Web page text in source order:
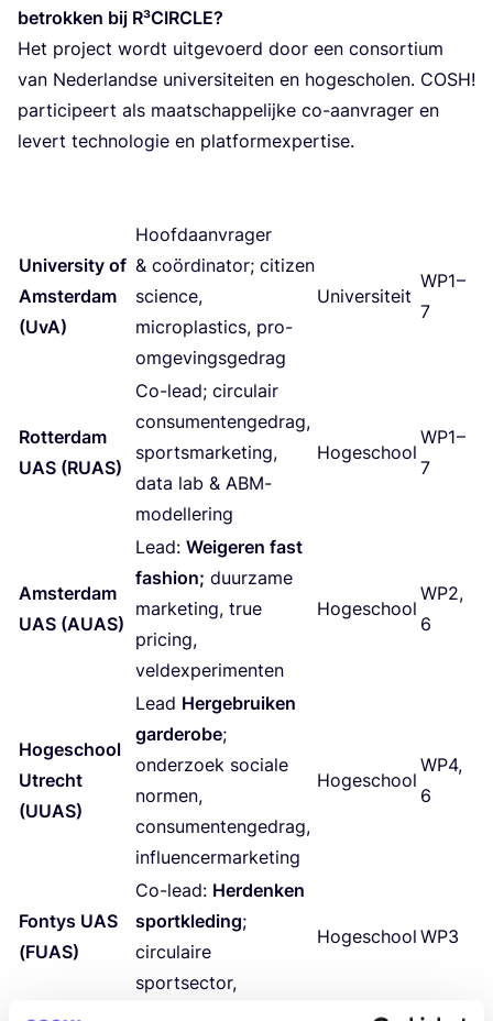
betrok­ken bij R³CIRCLE?
Het pro­ject wordt uit­ge­voerd door een con­sor­ti­um
van Neder­land­se uni­ver­si­tei­ten en hoge­scho­len. COSH!
par­ti­ci­peert als maat­schap­pe­lij­ke co-aan­vra­ger en
levert tech­no­lo­gie en plat­form­ex­per­ti­se.
Uni­ver­si­ty of
Amster­dam
(UvA)
Hoofd­aan­vra­ger
& coör­di­na­tor; citi­zen
sci­en­ce,
micro­plas­tics, pro-
omgevingsgedrag
Uni­ver­si­teit
WP1–
7
Rot­ter­dam
UAS (RUAS)
Co-lead; cir­cu­lair
con­su­men­ten­ge­drag,
sports­mar­ke­ting,
data lab & ABM-
modellering
Hoge­school
WP1–
7
Amster­dam
UAS (AUAS)
Lead: Wei­ge­ren fast
fas­hi­on; duur­za­me
mar­ke­ting, true
pri­cing,
veldexperimenten
Hoge­school
WP2,
6
Hoge­school
Utrecht
(UUAS)
Lead Her­ge­brui­ken
gar­de­ro­be;
onder­zoek soci­a­le
nor­men,
con­su­men­ten­ge­drag,
influencermarketing
Hoge­school
WP4,
6
Fon­tys UAS
(FUAS)
Co-lead: Her­den­ken
sport­kle­ding;
cir­cu­lai­re
sportsector,
Hoge­school WP3